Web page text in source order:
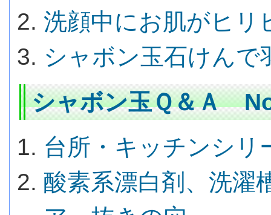
洗顔中にお肌がヒリ
シャボン玉石けんで
シャボン玉Ｑ＆Ａ
台所・キッチンシリ
酸素系漂白剤、洗濯